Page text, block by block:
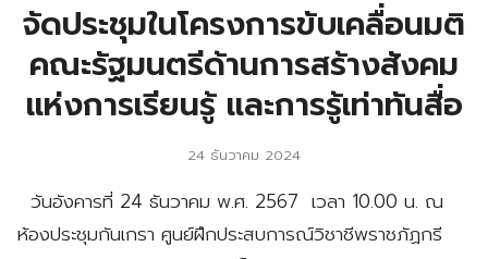
จัดประชุมในโครงการขับเคลื่อนมติ
คณะรัฐมนตรีด้านการสร้างสังคม
แห่งการเรียนรู้ และการรู้เท่าทันสื่อ
24 ธันวาคม 2024
วันอังคารที่ 24 ธันวาคม พ.ศ. 2567 เวลา 10.00 น. ณ
ห้องประชุมกันเกรา ศูนย์ฝึกประสบการณ์วิชาชีพราชภัฏกรี